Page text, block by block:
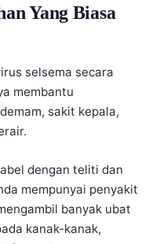
Yang Biasa
selsema secara
membantu
sakit kepala,
dengan teliti dan
mempunyai penyakit
banyak ubat
kanak-kanak,